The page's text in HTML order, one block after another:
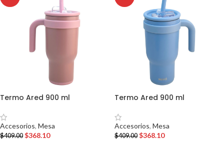
Termo Ared 900 ml
Accesorios, Mesa
$409.00 $368.10
Termo Ared 900 ml
Accesorios, Mesa
$409.00 $368.10